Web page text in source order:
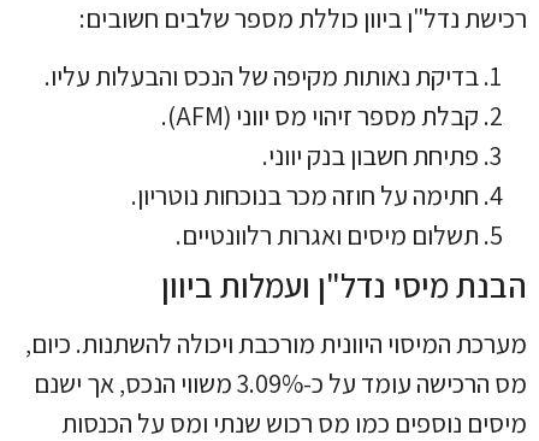
רכישת נדל"ן ביוון כוללת מספר שלבים חשובים:
בדיקת נאותות מקיפה של הנכס והבעלות עליו.
קבלת מספר זיהוי מס יווני (AFM).
פתיחת חשבון בנק יווני.
חתימה על חוזה מכר בנוכחות נוטריון.
תשלום מיסים ואגרות רלוונטיים.
הבנת מיסי נדל"ן ועמלות ביוון
מערכת המיסוי היוונית מורכבת ויכולה להשתנות. כיום,
מס הרכישה עומד על כ-3.09% משווי הנכס, אך ישנם
מיסים נוספים כמו מס רכוש שנתי ומס על הכנסות